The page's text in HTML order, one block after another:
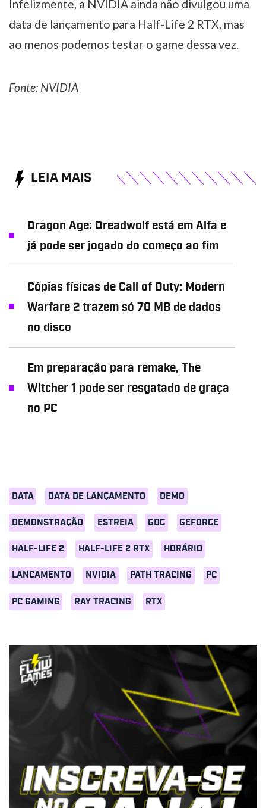
Infelizmente, a NVIDIA ainda não divulgou uma
data de lançamento para Half-Life 2 RTX, mas
ao menos podemos testar o game dessa vez.
Fonte: NVIDIA
DATA DATA DE LANÇAMENTO DEMO
DEMONSTRAÇÃO ESTREIA GDC GEFORCE
HALF-LIFE 2 HALF-LIFE 2 RTX HORÁRIO
LANCAMENTO NVIDIA PATH TRACING PC
PC GAMING RAY TRACING RTX
LEIA MAIS
Dragon Age: Dreadwolf está em Alfa e
já pode ser jogado do começo ao fim
Cópias físicas de Call of Duty: Modern
Warfare 2 trazem só 70 MB de dados
no disco
Em preparação para remake, The
Witcher 1 pode ser resgatado de graça
no PC